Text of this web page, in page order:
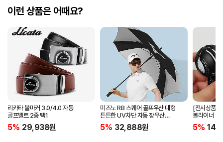
이런 상품은 어때요?
리카타 볼마커 3.0/4.0 자동
골프벨트 2종 택1
5% 29,938원
미즈노 RB 스퀘어 골프우산 대형
튼튼한 UV차단 자동 장우산
5LKY22100
5% 32,888원
[전시상품]
볼라이너 +
5%